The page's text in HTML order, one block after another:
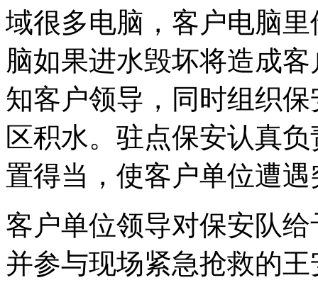
域很多电脑，客户电脑
脑如果进水毁坏将造成
知客户领导，同时组织
区积水。驻点保安认真
置得当，使客户单位遭
客户单位领导对保安队
并参与现场紧急抢救的